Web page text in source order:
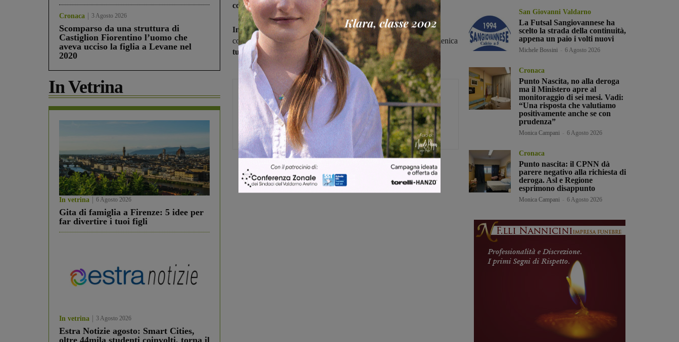
Cronaca 3 Agosto 2026
Scomparso da una struttura di
Castiglion Fiorentino l’uomo che
aveva ucciso la figlia a Levane nel
2020
In Vetrina
In vetrina 6 Agosto 2026
Gita di famiglia a Firenze: 5 idee per
far divertire i tuoi figli
In vetrina 3 Agosto 2026
Estra Notizie agosto: Smart Cities,
conclusivacon la Polonia.
In concomitanza con la competizione,per la quale non è stato
convocato nessun giocatore tesserato per squadre valdarnesi, domenica
tutti i campionati regionali saranno fermi.
Michele Bossini
Share
San Giovanni Valdarno
La Futsal Sangiovannese ha
scelto la strada della continuità,
appena un paio i volti nuovi
Michele Bossini 6 Agosto 2026
Cronaca
Punto Nascita, no alla deroga
ma il Ministero apre al
monitoraggio di sei mesi. Vadi:
“Una risposta che valutiamo
positivamente anche se con
prudenza”
Monica Campani 6 Agosto 2026
Cronaca
Punto nascita: il CPNN dà
parere negativo alla richiesta di
deroga. Asl e Regione
esprimono disappunto
Monica Campani 6 Agosto 2026